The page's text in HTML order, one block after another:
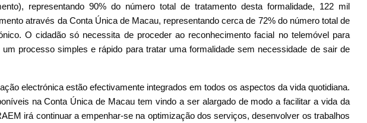
representando 90% do número total de tratamento desta formalidade, 122 mil
através da Conta Única de Macau, representando cerca de 72% do número total de
O cidadão só necessita de proceder ao reconhecimento facial no telemóvel para
processo simples e rápido para tratar uma formalidade sem necessidade de sair de
electrónica estão efectivamente integrados em todos os aspectos da vida quotidiana.
na Conta Única de Macau tem vindo a ser alargado de modo a facilitar a vida da
irá continuar a empenhar-se na optimização dos serviços, desenvolver os trabalhos